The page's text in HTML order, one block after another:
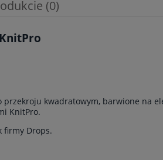
(0)
kwadratowym, barwione na
KnitPro.
firmy Drops.